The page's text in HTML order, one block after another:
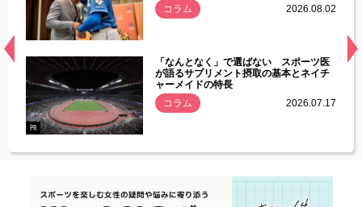
常
コラム
2026.08.02
PR
「なんとなく」で選ばない スポーツ医
が語るサプリメント摂取の基本とネイチ
ャーメイドの特長
コラム
2026.07.17